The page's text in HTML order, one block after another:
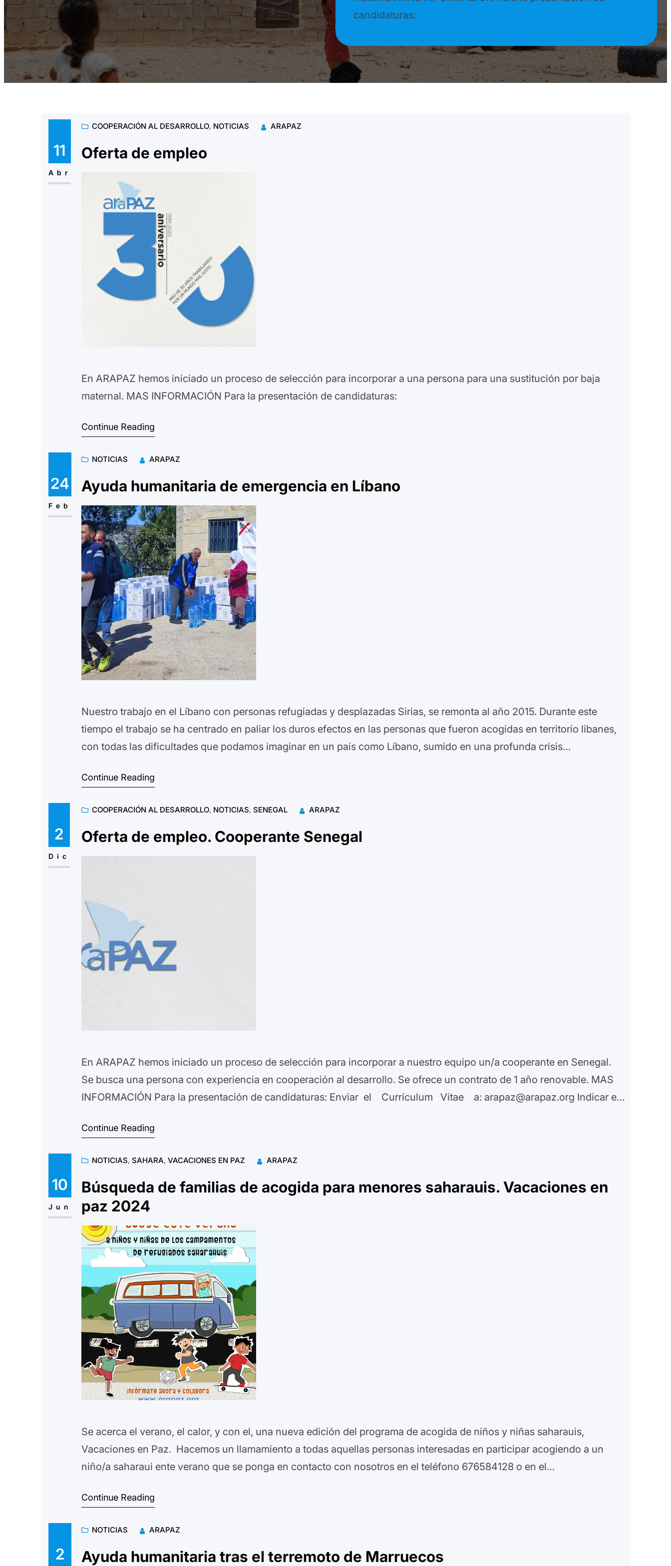
candidaturas:
11
Abr
COOPERACIÓN AL DESARROLLO, NOTICIAS ARAPAZ
Oferta de empleo
En ARAPAZ hemos iniciado un proceso de selección para incorporar a una persona para una sustitución por baja
maternal. MAS INFORMACIÓN Para la presentación de candidaturas:
Continue Reading
24
Feb
NOTICIAS ARAPAZ
Ayuda humanitaria de emergencia en Líbano
Nuestro trabajo en el Líbano con personas refugiadas y desplazadas Sirias, se remonta al año 2015. Durante este
tiempo el trabajo se ha centrado en paliar los duros efectos en las personas que fueron acogidas en territorio libanes,
con todas las dificultades que podamos imaginar en un país como Líbano, sumido en una profunda crisis…
Continue Reading
2
Dic
COOPERACIÓN AL DESARROLLO, NOTICIAS, SENEGAL ARAPAZ
Oferta de empleo. Cooperante Senegal
En ARAPAZ hemos iniciado un proceso de selección para incorporar a nuestro equipo un/a cooperante en Senegal.
Se busca una persona con experiencia en cooperación al desarrollo. Se ofrece un contrato de 1 año renovable. MAS
INFORMACIÓN Para la presentación de candidaturas: Enviar el Currículum Vitae a: arapaz@arapaz.org Indicar en
Continue Reading
10
Jun
NOTICIAS, SAHARA, VACACIONES EN PAZ ARAPAZ
Búsqueda de familias de acogida para menores saharauis. Vacaciones en
paz 2024
Se acerca el verano, el calor, y con el, una nueva edición del programa de acogida de niños y niñas saharauis,
Vacaciones en Paz. Hacemos un llamamiento a todas aquellas personas interesadas en participar acogiendo a un
niño/a saharaui ente verano que se ponga en contacto con nosotros en el teléfono 676584128 o en el…
Continue Reading
2
NOTICIAS ARAPAZ
Ayuda humanitaria tras el terremoto de Marruecos